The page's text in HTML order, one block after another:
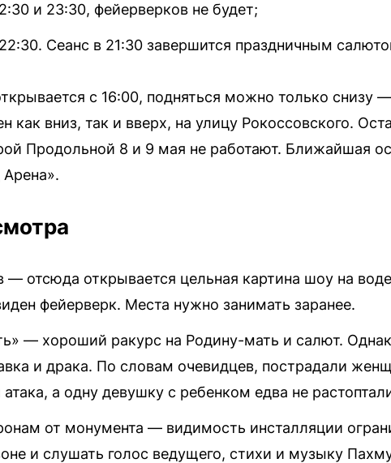
и 23:30, фейерверков не будет;
Сеанс в 21:30 завершится праздничным
с 16:00, подняться можно только снизу
вниз, так и вверх, на улицу Рокоссовского.
Продольной 8 и 9 мая не работают. Ближайшая
отсюда открывается цельная картина шоу на
фейерверк. Места нужно занимать заранее.
— хороший ракурс на Родину-мать и салют.
и драка. По словам очевидцев, пострадали
а одну девушку с ребенком едва не
от монумента — видимость инсталляции
и слушать голос ведущего, стихи и музыку